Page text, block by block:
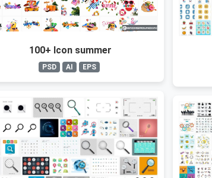
100+ Icon summer
PSD AI EPS